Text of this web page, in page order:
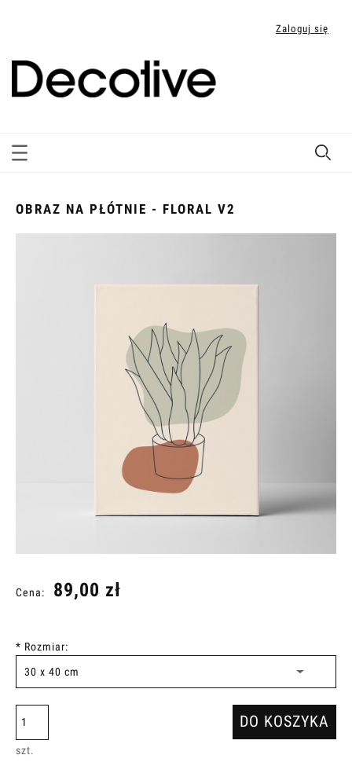
Zaloguj się
OBRAZ NA PŁÓTNIE - FLORAL V2
Cena: 89,00 zł
* Rozmiar:
szt.
DO KOSZYKA